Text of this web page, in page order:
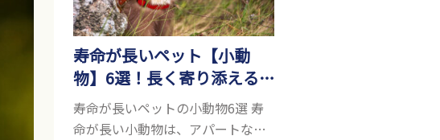
寿命が長いペット【小動
物】6選！長く寄り添える
小動物はいる？
寿命が長いペットの小動物6選 寿
命が長い小動物は、アパートなど